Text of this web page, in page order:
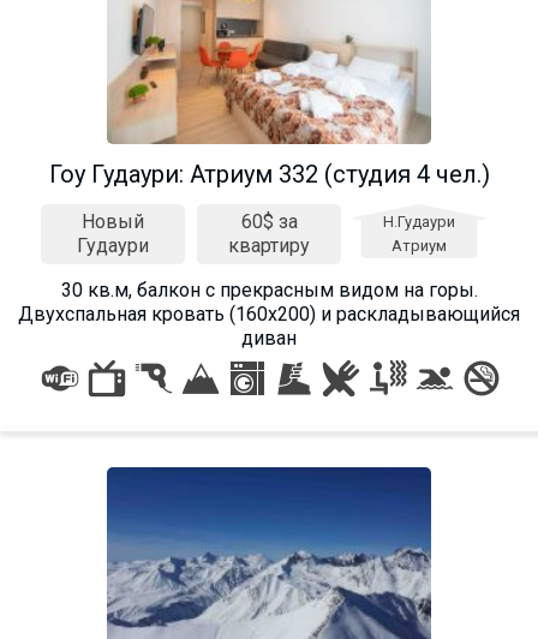
Гоу Гудаури: Атриум 332 (студия 4 чел.)
Новый
Гудаури
60$ за
квартиру
Н.Гудаури
Атриум
30 кв.м, балкон с прекрасным видом на горы.
Двухспальная кровать (160х200) и раскладывающийся
диван